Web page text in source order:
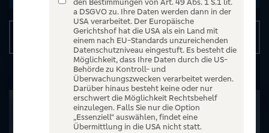
Details
den Bestimmungen von Art. 49 Abs. 1 S.1 lit.
a DSGVO zu. Ihre Daten werden dann in der
USA verarbeitet. Der Europäische
Gerichtshof hat die USA als ein Land mit
einem nach EU-Standards unzureichenden
Datenschutzniveau eingestuft. Es besteht die
Möglichkeit, dass Ihre Daten durch die US-
Behörde zu Kontroll- und
Überwachungszwecken verarbeitet werden.
Darüber hinaus besteht keine oder nur
erschwert die Möglichkeit Rechtsbehelf
einzulegen. Falls Sie nur die Option
„Essenziell“ auswählen, findet eine
Übermittlung in die USA nicht statt.